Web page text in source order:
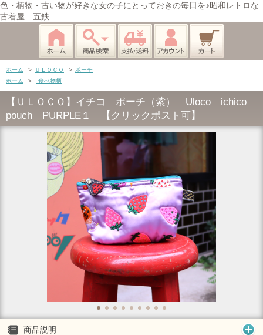
色・柄物・古い物が好きな女の子にとっておきの毎日を♪昭和レトロな
古着屋 五鉄
ホーム > ＵＬＯＣＯ > ポーチ
ホーム
> 食べ物柄
【ＵＬＯＣＯ】イチコ ポーチ（紫） Uloco ichico
pouch PURPLE１ 【クリックポスト可】
商品説明